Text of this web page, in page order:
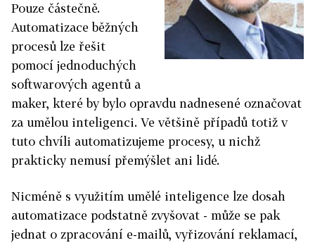
Pouze částečně.
Automatizace běžných
procesů lze řešit
pomocí jednoduchých
softwarových agentů a
maker, které by bylo opravdu nadnesené označovat
za umělou inteligenci. Ve většině případů totiž v
tuto chvíli automatizujeme procesy, u nichž
prakticky nemusí přemýšlet ani lidé.
Nicméně s využitím umělé inteligence lze dosah
automatizace podstatně zvyšovat - může se pak
jednat o zpracování e-mailů, vyřizování reklamací,